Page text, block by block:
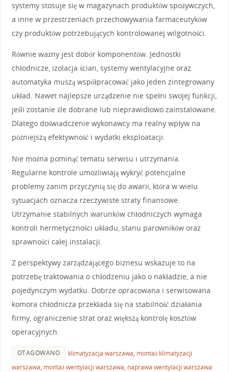
systemy stosuje się w magazynach produktów spożywczych,
a inne w przestrzeniach przechowywania farmaceutyków
czy produktów potrzebujących kontrolowanej wilgotności.
Równie ważny jest dobór komponentów. Jednostki
chłodnicze, izolacja ścian, systemy wentylacyjne oraz
automatyka muszą współpracować jako jeden zintegrowany
układ. Nawet najlepsze urządzenie nie spełni swojej funkcji,
jeśli zostanie źle dobrane lub nieprawidłowo zainstalowane.
Dlatego doświadczenie wykonawcy ma realny wpływ na
późniejszą efektywność i wydatki eksploatacji.
Nie można pominąć tematu serwisu i utrzymania.
Regularne kontrole umożliwiają wykryć potencjalne
problemy zanim przyczynią się do awarii, która w wielu
sytuacjach oznacza rzeczywiste straty finansowe.
Utrzymanie stabilnych warunków chłodniczych wymaga
kontroli hermetyczności układu, stanu parowników oraz
sprawności całej instalacji.
Z perspektywy zarządzającego biznesu wskazuje to na
potrzebę traktowania o chłodzeniu jako o nakładzie, a nie
pojedynczym wydatku. Dobrze opracowana i serwisowana
komora chłodnicza przekłada się na stabilność działania
firmy, ograniczenie strat oraz większą kontrolę kosztów
operacyjnych.
OTAGOWANO klimatyzacja warszawa, montaż klimatyzacji
warszawa, montaż wentylacji warszawa, naprawa wentylacji warszawa